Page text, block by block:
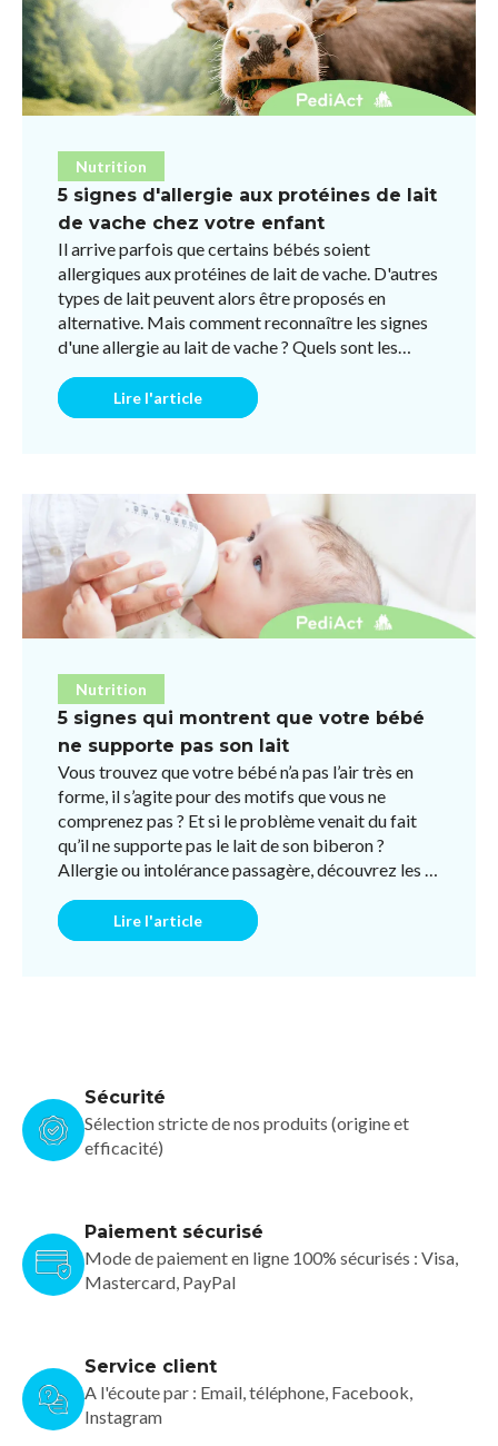
Nutrition
5 signes d'allergie aux protéines de lait
de vache chez votre enfant
Il arrive parfois que certains bébés soient
allergiques aux protéines de lait de vache. D'autres
types de lait peuvent alors être proposés en
alternative. Mais comment reconnaître les signes
d'une allergie au lait de vache ? Quels sont les
Lire l'article
Nutrition
5 signes qui montrent que votre bébé
ne supporte pas son lait
Vous trouvez que votre bébé n’a pas l’air très en
forme, il s’agite pour des motifs que vous ne
comprenez pas ? Et si le problème venait du fait
qu’il ne supporte pas le lait de son biberon ?
Allergie ou intolérance passagère, découvrez les 5
Lire l'article
Sécurité
Sélection stricte de nos produits (origine et
efficacité)
Paiement sécurisé
Mode de paiement en ligne 100% sécurisés : Visa,
Mastercard, PayPal
Service client
A l'écoute par : Email, téléphone, Facebook,
Instagram